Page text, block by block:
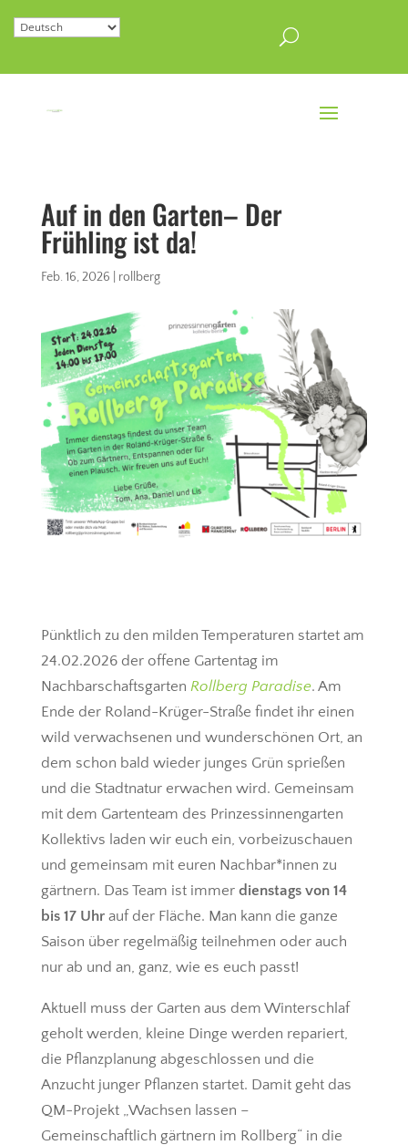
Auf in den Garten– Der
Frühling ist da!
Feb. 16, 2026 rollberg
Pünktlich zu den milden Temperaturen startet am
24.02.2026 der offene Gartentag im
Nachbarschaftsgarten Rollberg Paradise. Am
Ende der Roland-Krüger-Straße findet ihr einen
wild verwachsenen und wunderschönen Ort, an
dem schon bald wieder junges Grün sprießen
und die Stadtnatur erwachen wird. Gemeinsam
mit dem Gartenteam des Prinzessinnengarten
Kollektivs laden wir euch ein, vorbeizuschauen
und gemeinsam mit euren Nachbar*innen zu
gärtnern. Das Team ist immer dienstags von 14
bis 17 Uhrauf der Fläche. Man kann die ganze
Saison über regelmäßig teilnehmen oder auch
nur ab und an, ganz, wie es euch passt!
Aktuell muss der Garten aus dem Winterschlaf
geholt werden, kleine Dinge werden repariert,
die Pflanzplanung abgeschlossen und die
Anzucht junger Pflanzen startet. Damit geht das
QM-Projekt „Wachsen lassen –
Gemeinschaftlich gärtnern im Rollberg“ in die